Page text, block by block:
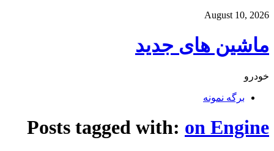
August 10, 2026
ماشین های جدید
خودرو
برگه نمونه
Posts tagged with: on Engine